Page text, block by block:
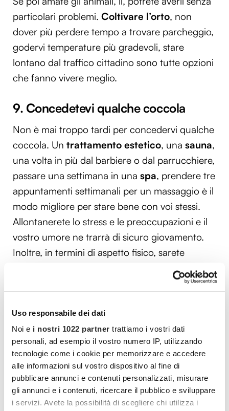
Uso responsabile dei dati
Noi e i nostri 1022 partner trattiamo i vostri dati
personali, ad esempio il vostro numero IP, utilizzando
tecnologie come i cookie per memorizzare e accedere
alle informazioni sul vostro dispositivo al fine di
pubblicare annunci e contenuti personalizzati, misurare
gli annunci e i contenuti, ricercare il pubblico e sviluppare
i servizi. Avete la possibilità di scegliere chi utilizza i
particolari problemi. Coltivare l’orto, non
dover più perdere tempo a trovare parcheggio,
godervi temperature più gradevoli, stare
lontano dal traffico cittadino sono tutte opzioni
che fanno vivere meglio.
9. Concedetevi qualche coccola
Non è mai troppo tardi per concedervi qualche
coccola. Un trattamento estetico, una sauna,
una volta in più dal barbiere o dal parrucchiere,
passare una settimana in una spa, prendere tre
appuntamenti settimanali per un massaggio è il
modo migliore per stare bene con voi stessi.
Allontanerete lo stress e le preoccupazioni e il
vostro umore ne trarrà di sicuro giovamento.
Inoltre, in termini di aspetto fisico, sarete
Alla soglia dei 60 anni,
può essere un obiettivo particolarmente
sfidante. Nei posti dove ci sono le balere, è
possibile conoscere gente nuova.